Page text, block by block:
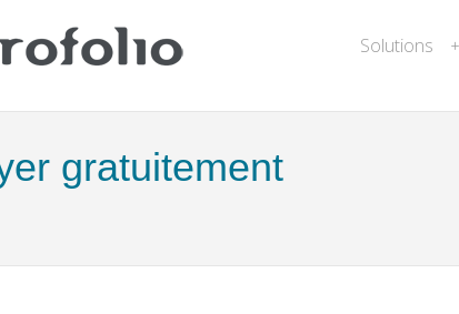
Solutions +
gratuitement